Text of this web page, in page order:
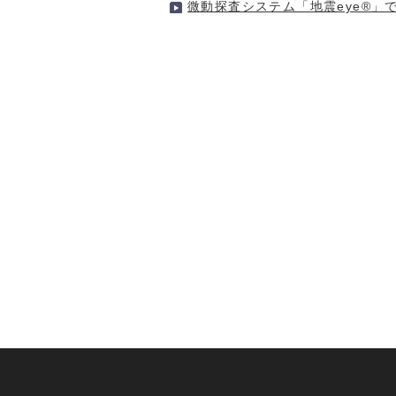
微動探査システム「地震eye®」